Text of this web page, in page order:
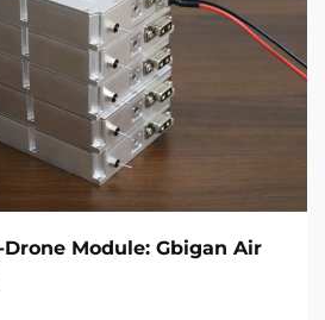
Module: Gbigan Air